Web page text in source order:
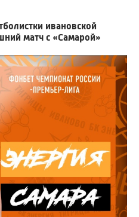
ивановской
матч с «Самарой»